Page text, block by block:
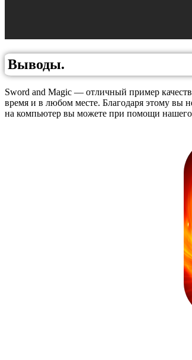
Выводы.
Sword and Magic — отличный пример
время и в любом месте. Благодаря этому вы
на компьютер вы можете при помощи нашего